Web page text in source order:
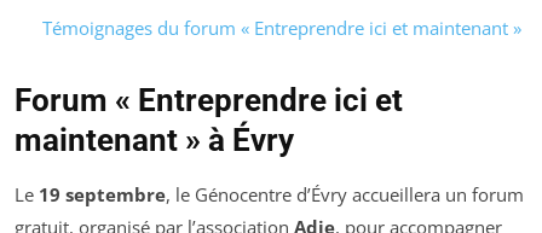
Témoignages du forum « Entreprendre ici et maintenant »
Forum « Entreprendre ici et
maintenant » à Évry
Le 19 septembre, le Génocentre d’Évry accueillera un forum
gratuit, organisé par l’association Adie, pour accompagner